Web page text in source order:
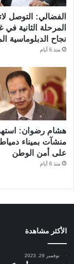
الفضالي: التوصل
المرحلة الثانية في
نجاح الدبلوماسية
منذ 6 أيام
هشام رضوان:
منشآت بميناء
على أمن الوطن
منذ 6 أيام
الأكثر مشاهدة
نوفمبر 29, 2023